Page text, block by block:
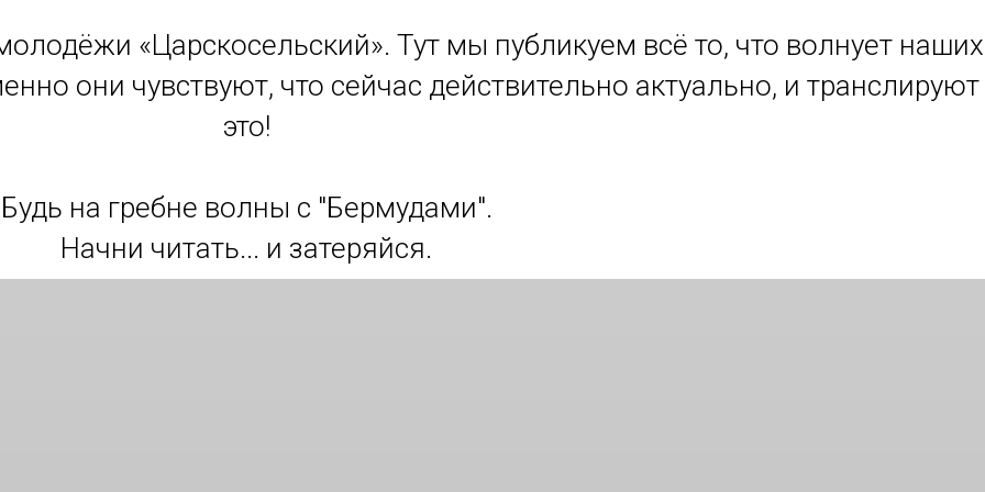
«Царскосельский». Тут мы публикуем всё то, что волнует наших
они чувствуют, что сейчас действительно актуально, и транслируют
это!
Будь на гребне волны с "Бермудами".
Начни читать... и затеряйся.